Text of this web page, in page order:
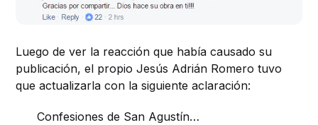
Luego de ver la reacción que había causado su
publicación, el propio Jesús Adrián Romero tuvo
que actualizarla con la siguiente aclaración:
Confesiones de San Agustín…